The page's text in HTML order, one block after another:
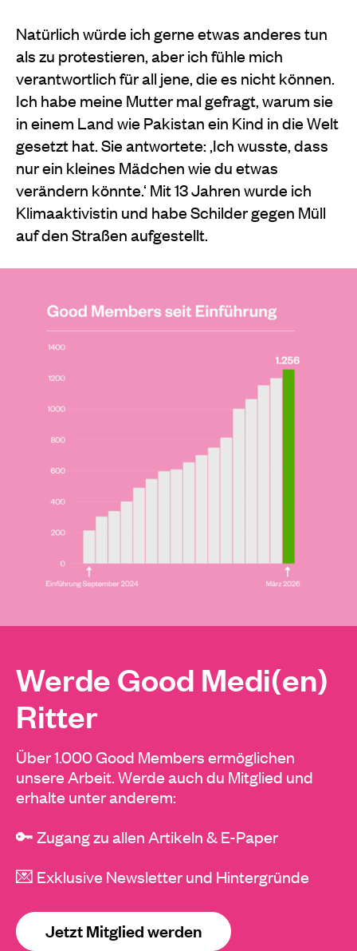
Natürlich würde ich gerne etwas anderes tun
als zu protestieren, aber ich fühle mich
verantwortlich für all jene, die es nicht können.
Ich habe meine Mutter mal gefragt, warum sie
in einem Land wie Pakistan ein Kind in die Welt
gesetzt hat. Sie antwortete: ‚Ich wusste, dass
nur ein kleines Mädchen wie du etwas
verändern könnte.‘ Mit 13 Jahren wurde ich
Klimaaktivistin und habe Schilder gegen Müll
auf den Straßen aufgestellt.
Werde Good Medi(en)
Ritter
Über 1.000 Good Members ermöglichen
unsere Arbeit. Werde auch du Mitglied und
erhalte unter anderem:
🔑 Zugang zu allen Artikeln & E-Paper
💌 Exklusive Newsletter und Hintergründe
Jetzt Mitglied werden